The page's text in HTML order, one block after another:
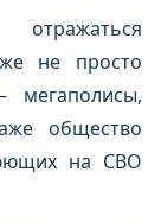
не просто
мегаполисы,
общество
на СВО